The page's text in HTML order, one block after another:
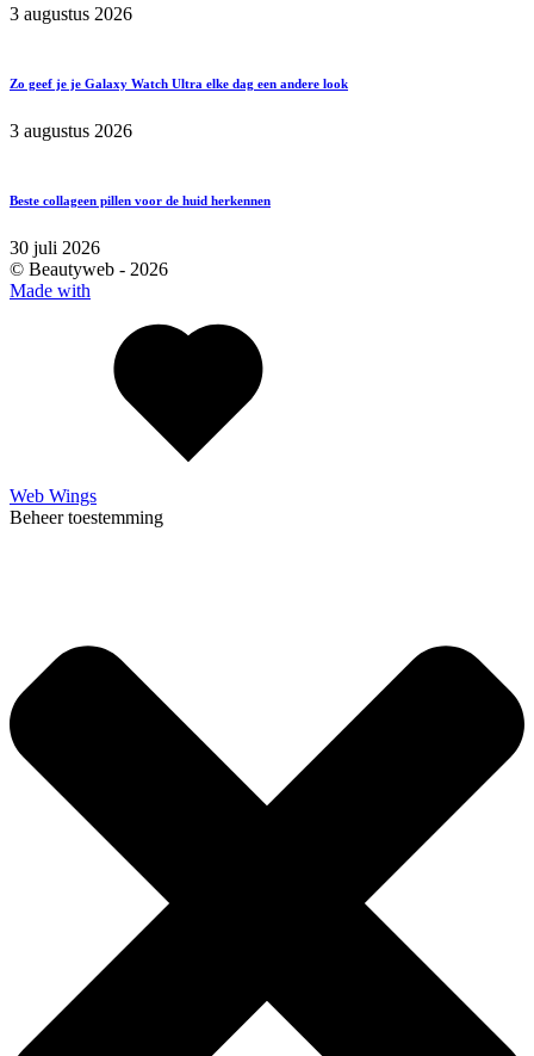
3 augustus 2026
Zo geef je je Galaxy Watch Ultra elke dag een andere look
3 augustus 2026
Beste collageen pillen voor de huid herkennen
30 juli 2026
© Beautyweb - 2026
Made with
Web Wings
Beheer toestemming